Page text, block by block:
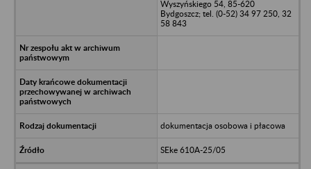
Wyszyńskiego 54, 85-620
Bydgoszcz; tel. (0-52) 34 97 250, 32
58 843
dokumentacja osobowa i płacowa
SEke 610A-25/05